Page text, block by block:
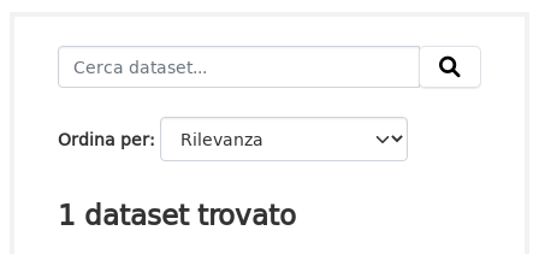
Ordina per
1 dataset trovato